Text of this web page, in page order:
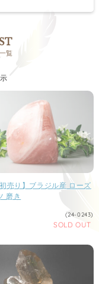
覧
売り】ブラジル産 ローズ
磨き
(24-0243)
SOLD OUT